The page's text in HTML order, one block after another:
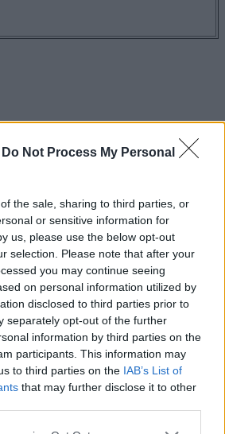
Do Not Process My Personal
the sale, sharing to third parties, or
or sensitive information for
us, please use the below opt-out
selection. Please note that after your
you may continue seeing
on personal information utilized by
disclosed to third parties prior to
separately opt-out of the further
information by third parties on the
participants. This information may
to third parties on the IAB’s List of
that may further disclose it to other